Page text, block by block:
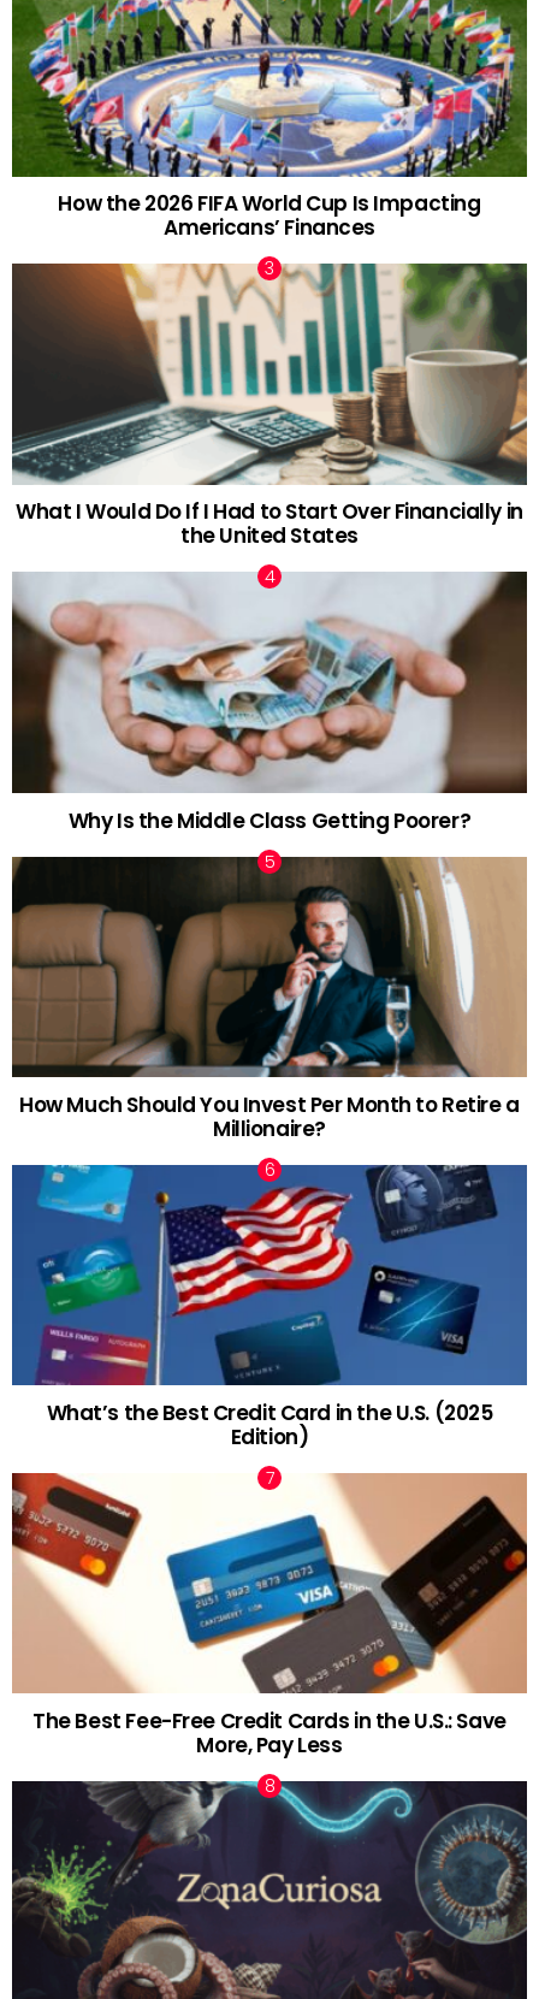
How the 2026 FIFA World Cup Is Impacting
Americans’ Finances
What I Would Do If I Had to Start Over Financially in
the United States
Why Is the Middle Class Getting Poorer?
How Much Should You Invest Per Month to Retire a
Millionaire?
What’s the Best Credit Card in the U.S. (2025
Edition)
The Best Fee-Free Credit Cards in the U.S.: Save
More, Pay Less